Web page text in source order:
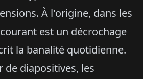
À l'origine, dans les
est un décrochage
la banalité quotidienne.
de diapositives, les